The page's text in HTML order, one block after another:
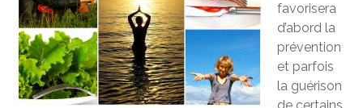
favorisera
d’abord la
prévention
et parfois
la guérison